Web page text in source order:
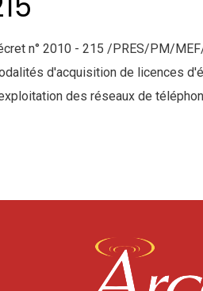
n° 2010 - 215 /PRES/PM/
d'acquisition de licences
des réseaux de